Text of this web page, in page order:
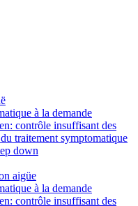
à la demande
contrôle insuffisant des
traitement symptomatique
down
aigüe
à la demande
contrôle insuffisant des